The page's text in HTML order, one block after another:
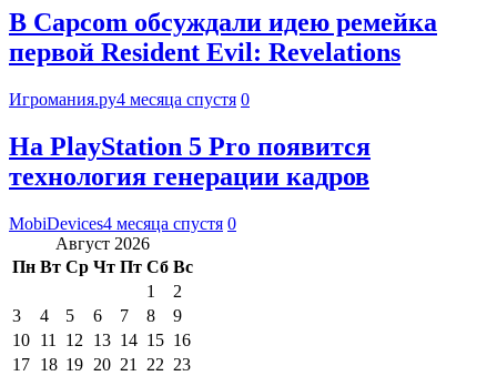
В Capcom обсуждали идею ремейка
первой Resident Evil: Revelations
Игромания.ру4 месяца спустя 0
На PlayStation 5 Pro появится
технология генерации кадров
MobiDevices4 месяца спустя 0
Август 2026
Пн Вт Ср Чт Пт Сб Вс
1
2
3
4 5 6 7 8
9
10 11 12 13 14 15 16
17 18 19 20 21 22 23